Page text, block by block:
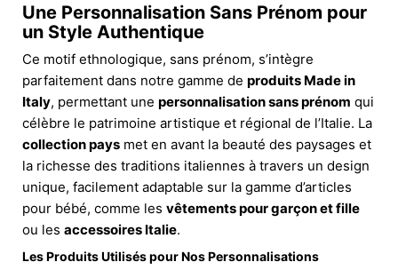
Une Personnalisation Sans Prénom pour
un Style Authentique
Ce motif ethnologique, sans prénom, s’intègre
parfaitement dans notre gamme de produits Made in
Italy, permettant une personnalisation sans prénom qui
célèbre le patrimoine artistique et régional de l’Italie. La
collection pays met en avant la beauté des paysages et
la richesse des traditions italiennes à travers un design
unique, facilement adaptable sur la gamme d’articles
pour bébé, comme les vêtements pour garçon et fille
ou les accessoires Italie.
Les Produits Utilisés pour Nos Personnalisations